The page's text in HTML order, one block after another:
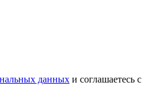
данных и соглашаетесь с